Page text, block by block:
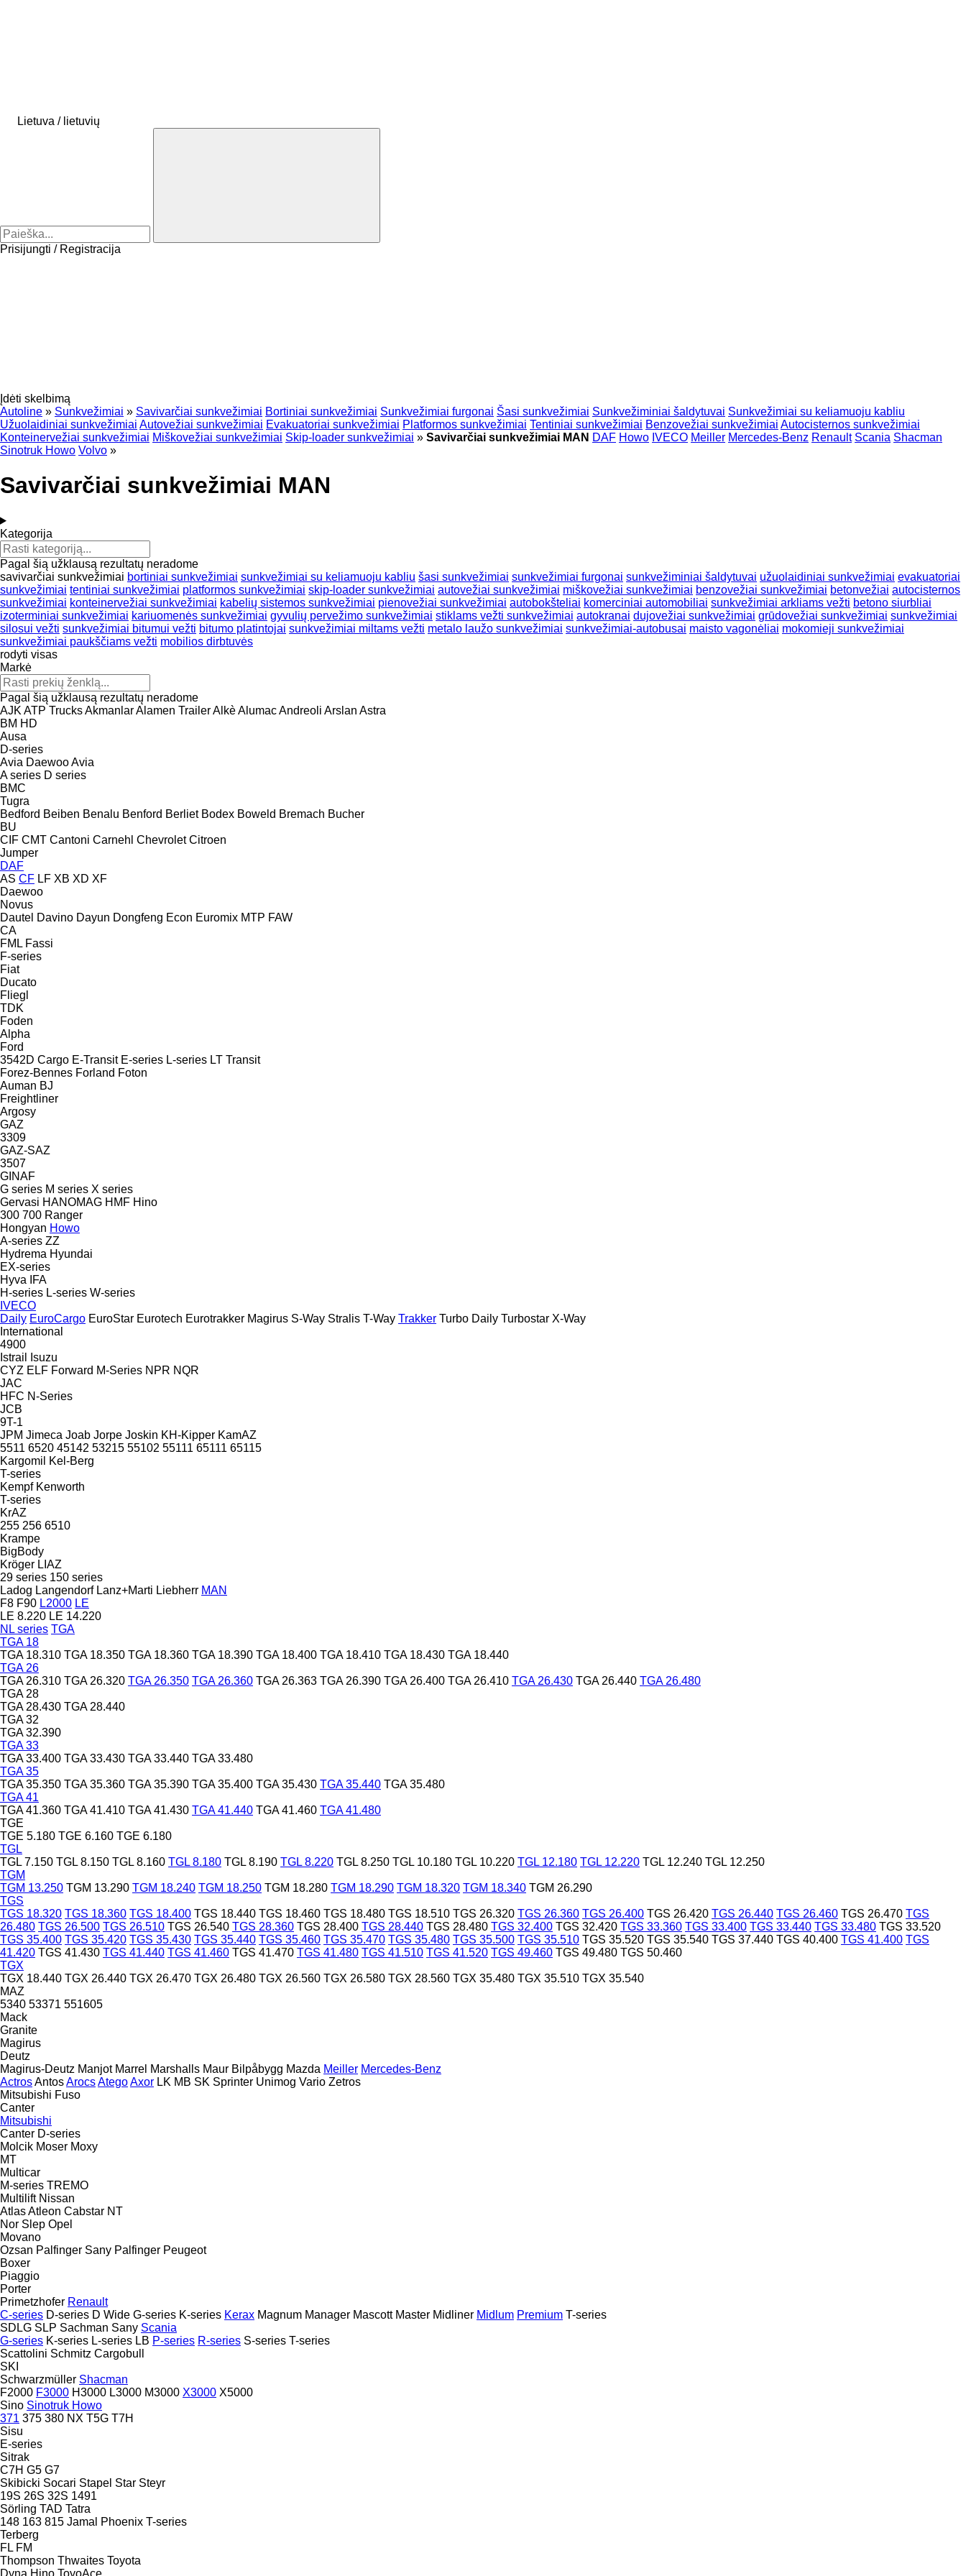
Lietuva / lietuvių
Prisijungti / Registracija
Įdėti skelbimą
Autoline » Sunkvežimiai » Savivarčiai sunkvežimiai Bortiniai sunkvežimiai Sunkvežimiai furgonai Šasi sunkvežimiai Sunkvežiminiai šaldytuvai Sunkvežimiai su keliamuoju kabliu
Užuolaidiniai sunkvežimiai Autovežiai sunkvežimiai Evakuatoriai sunkvežimiai Platformos sunkvežimiai Tentiniai sunkvežimiai Benzovežiai sunkvežimiai Autocisternos sunkvežimiai
Konteinervežiai sunkvežimiai Miškovežiai sunkvežimiai Skip-loader sunkvežimiai » Savivarčiai sunkvežimiai MAN DAF Howo IVECO Meiller Mercedes-Benz Renault Scania Shacman
Sinotruk Howo Volvo »
Savivarčiai sunkvežimiai MAN
Kategorija
Pagal šią užklausą rezultatų neradome
savivarčiai sunkvežimiai bortiniai sunkvežimiai sunkvežimiai su keliamuoju kabliu šasi sunkvežimiai sunkvežimiai furgonai sunkvežiminiai šaldytuvai užuolaidiniai sunkvežimiai evakuatoriai
sunkvežimiai tentiniai sunkvežimiai platformos sunkvežimiai skip-loader sunkvežimiai autovežiai sunkvežimiai miškovežiai sunkvežimiai benzovežiai sunkvežimiai betonvežiai autocisternos
sunkvežimiai konteinervežiai sunkvežimiai kabelių sistemos sunkvežimiai pienovežiai sunkvežimiai autobokšteliai komerciniai automobiliai sunkvežimiai arkliams vežti betono siurbliai
izoterminiai sunkvežimiai kariuomenės sunkvežimiai gyvulių pervežimo sunkvežimiai stiklams vežti sunkvežimiai autokranai dujovežiai sunkvežimiai grūdovežiai sunkvežimiai sunkvežimiai
silosui vežti sunkvežimiai bitumui vežti bitumo platintojai sunkvežimiai miltams vežti metalo laužo sunkvežimiai sunkvežimiai-autobusai maisto vagonėliai mokomieji sunkvežimiai
sunkvežimiai paukščiams vežti mobilios dirbtuvės
rodyti visas
Markė
Pagal šią užklausą rezultatų neradome
AJK ATP TrucksAkmanlarAlamen TrailerAlkèAlumacAndreoli Arslan Astra
BM HD
Ausa
D-series
Avia DaewooAvia
A series D series
BMC
Tugra
Bedford Beiben Benalu Benford Berliet Bodex Boweld Bremach Bucher
BU
CIF CMT Cantoni Carnehl Chevrolet Citroen
Jumper
DAF
AS CF LF XB XD XF
Daewoo
Novus
Dautel Davino Dayun Dongfeng Econ Euromix MTP FAW
CA
FML Fassi
F-series
Fiat
Ducato
Fliegl
TDK
Foden
Alpha
Ford
3542D Cargo E-Transit E-series L-series LT Transit
Forez-Bennes Forland Foton
Auman BJ
Freightliner
Argosy
GAZ
3309
GAZ-SAZ
3507
GINAF
G series M series X series
Gervasi HANOMAG HMF Hino
300 700 Ranger
Hongyan Howo
A-series ZZ
Hydrema Hyundai
EX-series
Hyva
IFA
H-series L-series W-series
IVECO
Daily EuroCargo EuroStar Eurotech Eurotrakker Magirus S-Way Stralis T-Way Trakker Turbo Daily Turbostar X-Way
International
4900
Istrail
Isuzu
CYZ ELF Forward M-Series NPR NQR
JAC
HFC N-Series
JCB
9T-1
JPM Jimeca Joab Jorpe Joskin KH-Kipper KamAZ
5511 6520 45142 53215 55102 55111 65111 65115
Kargomil
Kel-Berg
T-series
Kempf Kenworth
T-series
KrAZ
255 256 6510
Krampe
BigBody
Kröger LIAZ
29 series 150 series
Ladog Langendorf Lanz+Marti Liebherr MAN
F8 F90 L2000 LE
LE 8.220 LE 14.220
NL series TGA
TGA 18
TGA 18.310 TGA 18.350 TGA 18.360 TGA 18.390 TGA 18.400 TGA 18.410 TGA 18.430 TGA 18.440
TGA 26
TGA 26.310 TGA 26.320 TGA 26.350 TGA 26.360 TGA 26.363 TGA 26.390 TGA 26.400 TGA 26.410 TGA 26.430 TGA 26.440 TGA 26.480
TGA 28
TGA 28.430 TGA 28.440
TGA 32
TGA 32.390
TGA 33
TGA 33.400 TGA 33.430 TGA 33.440 TGA 33.480
TGA 35
TGA 35.350 TGA 35.360 TGA 35.390 TGA 35.400 TGA 35.430 TGA 35.440 TGA 35.480
TGA 41
TGA 41.360 TGA 41.410 TGA 41.430 TGA 41.440 TGA 41.460 TGA 41.480
TGE
TGE 5.180 TGE 6.160 TGE 6.180
TGL
TGL 7.150 TGL 8.150 TGL 8.160 TGL 8.180 TGL 8.190 TGL 8.220 TGL 8.250 TGL 10.180 TGL 10.220 TGL 12.180 TGL 12.220 TGL 12.240 TGL 12.250
TGM
TGM 13.250 TGM 13.290 TGM 18.240 TGM 18.250 TGM 18.280 TGM 18.290 TGM 18.320 TGM 18.340 TGM 26.290
TGS
TGS 18.320 TGS 18.360 TGS 18.400 TGS 18.440 TGS 18.460 TGS 18.480 TGS 18.510 TGS 26.320 TGS 26.360 TGS 26.400 TGS 26.420 TGS 26.440 TGS 26.460 TGS 26.470 TGS
26.480 TGS 26.500 TGS 26.510 TGS 26.540 TGS 28.360 TGS 28.400 TGS 28.440 TGS 28.480 TGS 32.400 TGS 32.420 TGS 33.360 TGS 33.400 TGS 33.440 TGS 33.480 TGS 33.520
TGS 35.400 TGS 35.420 TGS 35.430 TGS 35.440 TGS 35.460 TGS 35.470 TGS 35.480 TGS 35.500 TGS 35.510 TGS 35.520 TGS 35.540 TGS 37.440 TGS 40.400 TGS 41.400 TGS
41.420 TGS 41.430 TGS 41.440 TGS 41.460 TGS 41.470 TGS 41.480 TGS 41.510 TGS 41.520 TGS 49.460 TGS 49.480 TGS 50.460
TGX
TGX 18.440 TGX 26.440 TGX 26.470 TGX 26.480 TGX 26.560 TGX 26.580 TGX 28.560 TGX 35.480 TGX 35.510 TGX 35.540
MAZ
5340 53371 551605
Mack
Granite
Magirus
Deutz
Magirus-Deutz Manjot Marrel Marshalls Maur Bilpåbygg Mazda Meiller Mercedes-Benz
ActrosAntosArocsAtegoAxor LK MB SK Sprinter Unimog Vario Zetros
Mitsubishi Fuso
Canter
Mitsubishi
Canter D-series
Molcik Moser Moxy
MT
Multicar
M-series TREMO
Multilift Nissan
AtlasAtleon Cabstar NT
Nor Slep Opel
Movano
Ozsan Palfinger Sany Palfinger Peugeot
Boxer
Piaggio
Porter
Primetzhofer Renault
C-series D-series D Wide G-series K-series Kerax Magnum Manager Mascott Master Midliner Midlum Premium T-series
SDLG SLP Sachman Sany Scania
G-series K-series L-series LB P-series R-series S-series T-series
Scattolini Schmitz Cargobull
SKI
Schwarzmüller Shacman
F2000 F3000 H3000 L3000 M3000 X3000 X5000
Sino Sinotruk Howo
371 375 380 NX T5G T7H
Sisu
E-series
Sitrak
C7H G5 G7
Skibicki Socari Stapel Star Steyr
19S 26S 32S 1491
Sörling TAD Tatra
148 163 815 Jamal Phoenix T-series
Terberg
FL FM
Thompson Thwaites Toyota
Dyna Hino ToyoAce